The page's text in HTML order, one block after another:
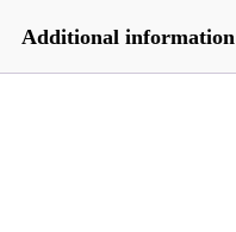
Additional information